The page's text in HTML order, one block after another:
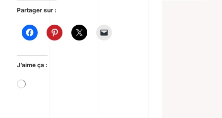
Partager sur :
J’aime ça :
Chargement…